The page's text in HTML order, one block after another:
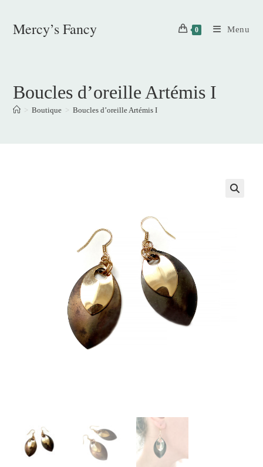
contentMercy’s Fancy 0 Menu
Boucles d’oreille Artémis I
> Boutique > Boucles d’oreille Artémis I